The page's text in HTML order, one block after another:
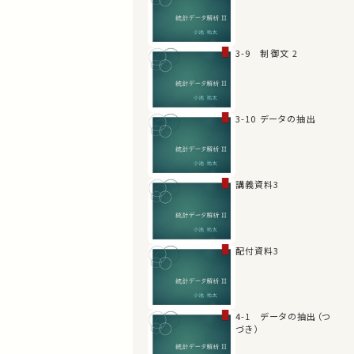
3-9 制御文 2
3-10 データの抽出
講義資料3
配付資料3
4-1 データの抽出（つ
づき）